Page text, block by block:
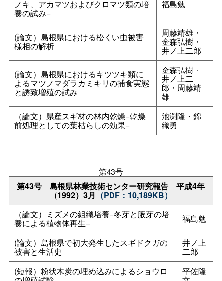
ノキ、アカマツおよびクロマツ類の培
養の試み−
福島勉
(論文）島根県における松くい虫被害
様相の解析
周藤靖雄・
金森弘樹・
井ノ上二郎
(論文）島根県におけるキツツキ類に
よるマツノマダラカミキリの捕食実態
と誘致増殖の試み
金森弘樹・
井ノ上二
郎・周藤靖
雄
（論文）県産スギ材の林内乾燥−乾燥
前処理としての葉枯らしの効果−
池渕隆・錦
織勇
第43号
第43号島根県林業技術センター研究報告平成4年
（1992）3月 （PDF：10,189KB）
（論文）ミズメの組織培養−冬芽と腋芽の培
養による植物体再生− 福島勉
(論文）島根県で初大発生したスギドクガの
被害と生活史
井ノ上
二郎
(短報）粉状木炭の埋め込みによるショウロ
平佐隆